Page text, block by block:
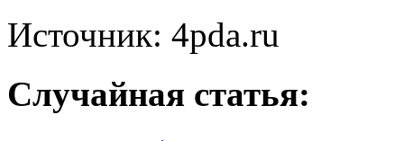
Источник: 4pda.ru
Случайная статья: